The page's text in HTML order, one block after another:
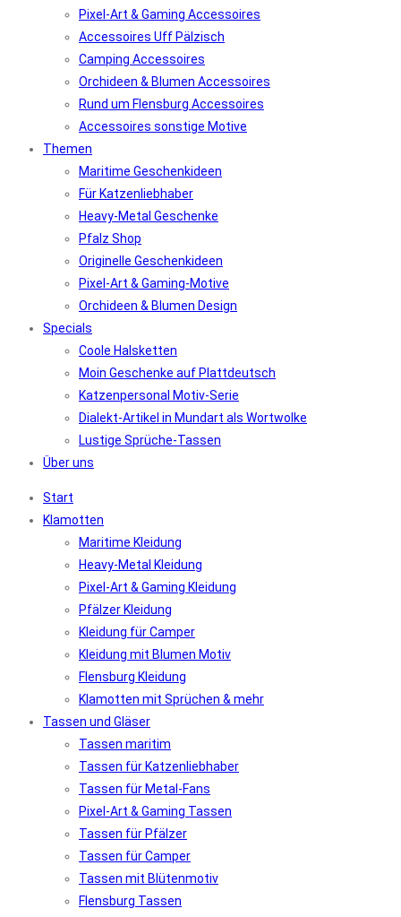
Pixel-Art & Gaming Accessoires
Accessoires Uff Pälzisch
Camping Accessoires
Orchideen & Blumen Accessoires
Rund um Flensburg Accessoires
Accessoires sonstige Motive
Themen
Maritime Geschenkideen
Für Katzenliebhaber
Heavy-Metal Geschenke
Pfalz Shop
Originelle Geschenkideen
Pixel-Art & Gaming-Motive
Orchideen & Blumen Design
Specials
Coole Halsketten
Moin Geschenke auf Plattdeutsch
Katzenpersonal Motiv-Serie
Dialekt-Artikel in Mundart als Wortwolke
Lustige Sprüche-Tassen
Über uns
Start
Klamotten
Maritime Kleidung
Heavy-Metal Kleidung
Pixel-Art & Gaming Kleidung
Pfälzer Kleidung
Kleidung für Camper
Kleidung mit Blumen Motiv
Flensburg Kleidung
Klamotten mit Sprüchen & mehr
Tassen und Gläser
Tassen maritim
Tassen für Katzenliebhaber
Tassen für Metal-Fans
Pixel-Art & Gaming Tassen
Tassen für Pfälzer
Tassen für Camper
Tassen mit Blütenmotiv
Flensburg Tassen